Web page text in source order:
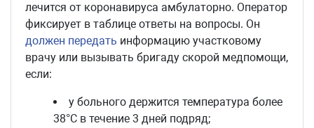
лечится от коронавируса амбулаторно. Оператор
фиксирует в таблице ответы на вопросы. Он
должен передать информацию участковому
врачу или вызывать бригаду скорой медпомощи,
если:
у больного держится температура более
38°C в течение 3 дней подряд;